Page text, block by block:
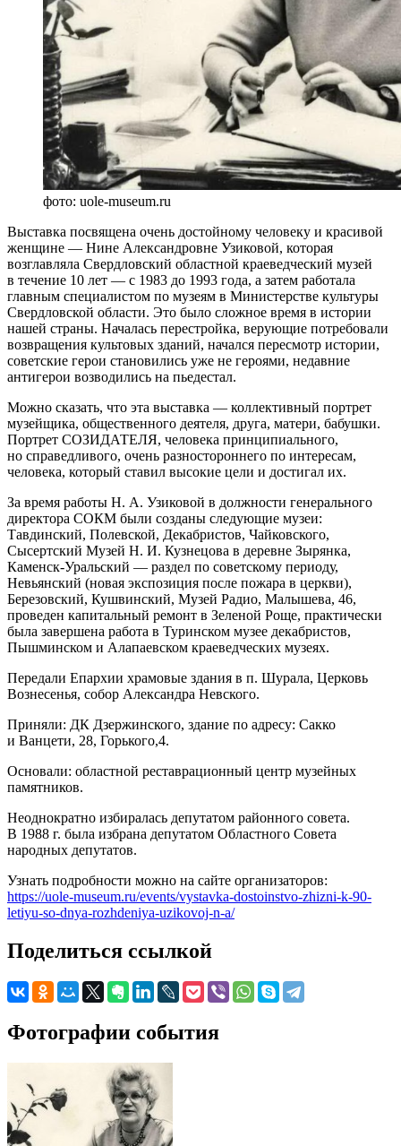
фото: uole-museum.ru
Выставка посвящена очень достойному человеку и красивой
женщине — Нине Александровне Узиковой, которая
возглавляла Свердловский областной краеведческий музей
в течение 10 лет — с 1983 до 1993 года, а затем работала
главным специалистом по музеям в Министерстве культуры
Свердловской области. Это было сложное время в истории
нашей страны. Началась перестройка, верующие потребовали
возвращения культовых зданий, начался пересмотр истории,
советские герои становились уже не героями, недавние
антигерои возводились на пьедестал.
Можно сказать, что эта выставка — коллективный портрет
музейщика, общественного деятеля, друга, матери, бабушки.
Портрет СОЗИДАТЕЛЯ, человека принципиального,
но справедливого, очень разностороннего по интересам,
человека, который ставил высокие цели и достигал их.
За время работы Н. А. Узиковой в должности генерального
директора СОКМ были созданы следующие музеи:
Тавдинский, Полевской, Декабристов, Чайковского,
Сысертский Музей Н. И. Кузнецова в деревне Зырянка,
Каменск-Уральский — раздел по советскому периоду,
Невьянский (новая экспозиция после пожара в церкви),
Березовский, Кушвинский, Музей Радио, Малышева, 46,
проведен капитальный ремонт в Зеленой Роще, практически
была завершена работа в Туринском музее декабристов,
Пышминском и Алапаевском краеведческих музеях.
Передали Епархии храмовые здания в п. Шурала, Церковь
Вознесенья, собор Александра Невского.
Приняли: ДК Дзержинского, здание по адресу: Сакко
и Ванцети, 28, Горького,4.
Основали: областной реставрационный центр музейных
памятников.
Неоднократно избиралась депутатом районного совета.
В 1988 г. была избрана депутатом Областного Совета
народных депутатов.
Узнать подробности можно на сайте организаторов:
https://uole-museum.ru/events/vystavka-dostoinstvo-zhizni-k-90-
letiyu-so-dnya-rozhdeniya-uzikovoj-n-a/
Поделиться ссылкой
Фотографии события